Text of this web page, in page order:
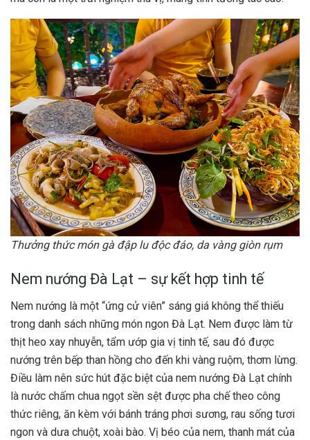
Thưởng thức món gà đập lu độc đáo, da vàng giòn rụm
Nem nướng Đà Lạt – sự kết hợp tinh tế
Nem nướng là một “ứng cử viên” sáng giá không thể thiếu
trong danh sách những món ngon Đà Lạt. Nem được làm từ
thịt heo xay nhuyễn, tẩm ướp gia vị tinh tế, sau đó được
nướng trên bếp than hồng cho đến khi vàng ruộm, thơm lừng.
Điều làm nên sức hút đặc biệt của nem nướng Đà Lạt chính
là nước chấm chua ngọt sền sệt được pha chế theo công
thức riêng, ăn kèm với bánh tráng phơi sương, rau sống tươi
ngon và dưa chuột, xoài bào. Vị béo của nem, thanh mát của